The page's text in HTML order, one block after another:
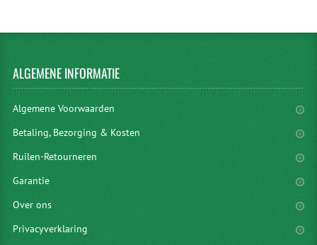
ALGEMENEINFORMATIE
Algemene Voorwaarden
Betaling, Bezorging & Kosten
Ruilen-Retourneren
Garantie
Over ons
Privacyverklaring